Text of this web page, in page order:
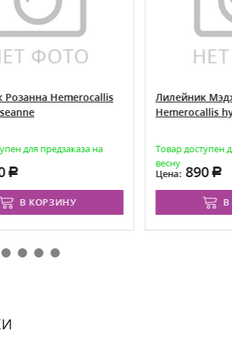
Hemerocallis
для предзаказа на
В КОРЗИНУ
Лилейник
Hemerocallis
Товар доступен для
весну
Цена: 890
В